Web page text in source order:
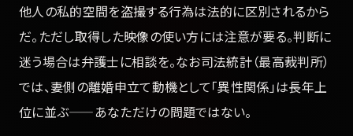
他人の私的空間を盗撮する行為は法的に区別されるから
だ。ただし取得した映像の使い方には注意が要る。判断に
迷う場合は弁護士に相談を。なお司法統計（最高裁判所）
では、妻側の離婚申立て動機として「異性関係」は長年上
位に並ぶ——あなただけの問題ではない。